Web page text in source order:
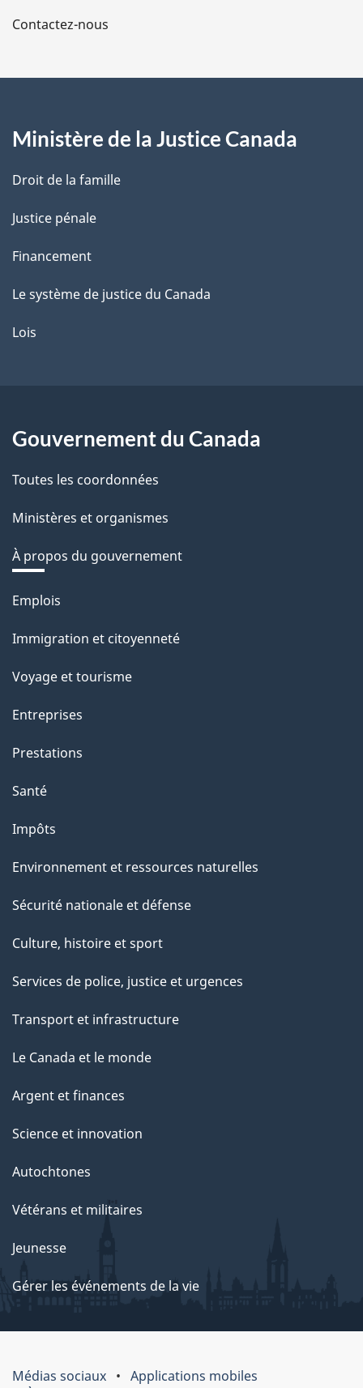
a
e
Contactez-nous
Ministère de la Justice Canada
Droit de la famille
Justice pénale
Financement
Le système de justice du Canada
Lois
Gouvernement du Canada
Toutes les coordonnées
Ministères et organismes
À propos du gouvernement
Thèmes
sujets
Emplois
Immigration et citoyenneté
Voyage et tourisme
Entreprises
Prestations
Santé
Impôts
Environnement et ressources naturelles
Sécurité nationale et défense
Culture, histoire et sport
Services de police, justice et urgences
Transport et infrastructure
Le Canada et le monde
Argent et finances
Science et innovation
Autochtones
Vétérans et militaires
Jeunesse
Gérer les événements de la vie
Médias sociaux
Applications mobiles